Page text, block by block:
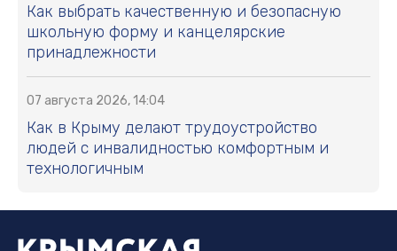
Как выбрать качественную и безопасную
школьную форму и канцелярские
принадлежности
07 августа 2026, 14:04
Как в Крыму делают трудоустройство
людей с инвалидностью комфортным и
технологичным